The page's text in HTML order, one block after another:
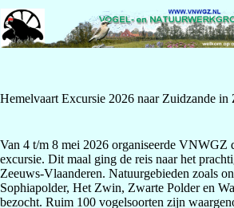
Ga
naar
de
inhoud
Hemelvaart Excursie 2026 naar Zuidzande in
Van 4 t/m 8 mei 2026 organiseerde VNWGZ
excursie. Dit maal ging de reis naar het
Zeeuws-Vlaanderen. Natuurgebieden zoals
Sophiapolder, Het Zwin, Zwarte Polder en
bezocht. Ruim 100 vogelsoorten zijn